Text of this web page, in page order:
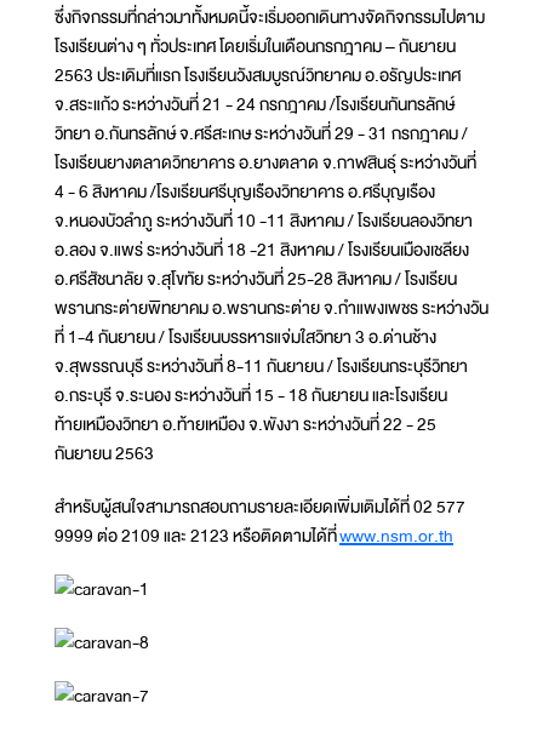
ซึ่งกิจกรรมที่กล่าวมาทั้งหมดนี้จะเริ่มออกเดินทางจัดกิจกรรมไปตาม
โรงเรียนต่าง ๆ ทั่วประเทศ โดยเริ่มในเดือนกรกฎาคม – กันยายน
2563 ประเดิมที่แรก โรงเรียนวังสมบูรณ์วิทยาคม อ.อรัญประเทศ
จ.สระแก้ว ระหว่างวันที่ 21 - 24 กรกฎาคม /โรงเรียนกันทรลักษ์
วิทยา อ.กันทรลักษ์ จ.ศรีสะเกษ ระหว่างวันที่ 29 - 31 กรกฎาคม /
โรงเรียนยางตลาดวิทยาคาร อ.ยางตลาด จ.กาฬสินธุ์ ระหว่างวันที่
4 - 6 สิงหาคม /โรงเรียนศรีบุญเรืองวิทยาคาร อ.ศรีบุญเรือง
จ.หนองบัวลำภู ระหว่างวันที่ 10 -11 สิงหาคม / โรงเรียนลองวิทยา
อ.ลอง จ.แพร่ ระหว่างวันที่ 18 -21 สิงหาคม / โรงเรียนเมืองเชลียง
อ.ศรีสัชนาลัย จ.สุโขทัย ระหว่างวันที่ 25-28 สิงหาคม / โรงเรียน
พรานกระต่ายพิทยาคม อ.พรานกระต่าย จ.กำแพงเพชร ระหว่างวัน
ที่ 1-4 กันยายน / โรงเรียนบรรหารแจ่มใสวิทยา 3 อ.ด่านช้าง
จ.สุพรรณบุรี ระหว่างวันที่ 8-11 กันยายน / โรงเรียนกระบุรีวิทยา
อ.กระบุรี จ.ระนอง ระหว่างวันที่ 15 - 18 กันยายน และโรงเรียน
ท้ายเหมืองวิทยา อ.ท้ายเหมือง จ.พังงา ระหว่างวันที่ 22 - 25
กันยายน 2563
สำหรับผู้สนใจสามารถสอบถามรายละเอียดเพิ่มเติมได้ที่ 02 577
9999 ต่อ 2109 และ 2123 หรือติดตามได้ที่www.nsm.or.th